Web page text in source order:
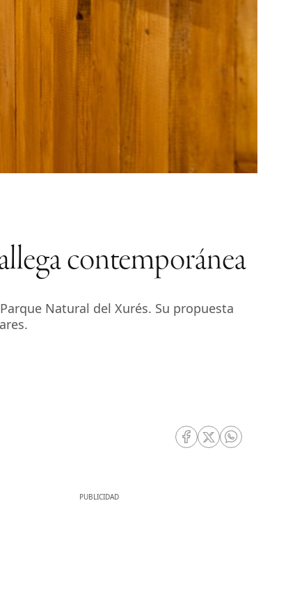
contemporánea
Natural del Xurés. Su propuesta
RRSS Facebook
RRSS Twitter
RRSS